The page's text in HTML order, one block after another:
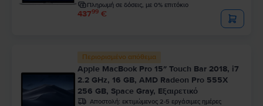
Πληρωμή σε δόσεις, με 0% επιτόκιο
43799 €
Περιορισμένο απόθεμα
Apple MacBook Pro 15″ Touch Bar 2018, i7
2.2 GHz, 16 GB, AMD Radeon Pro 555X
256 GB, Space Gray, Εξαιρετικό
Αποστολή: εκτιμώμενος 2-5 εργάσιμες ημέρες